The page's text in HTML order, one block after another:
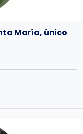
María, único